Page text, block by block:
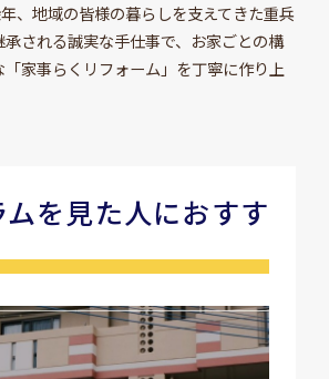
、地域の皆様の暮らしを支えてきた重兵
される誠実な手仕事で、お家ごとの構
家事らくリフォーム」を丁寧に作り上
ムを見た人におすす